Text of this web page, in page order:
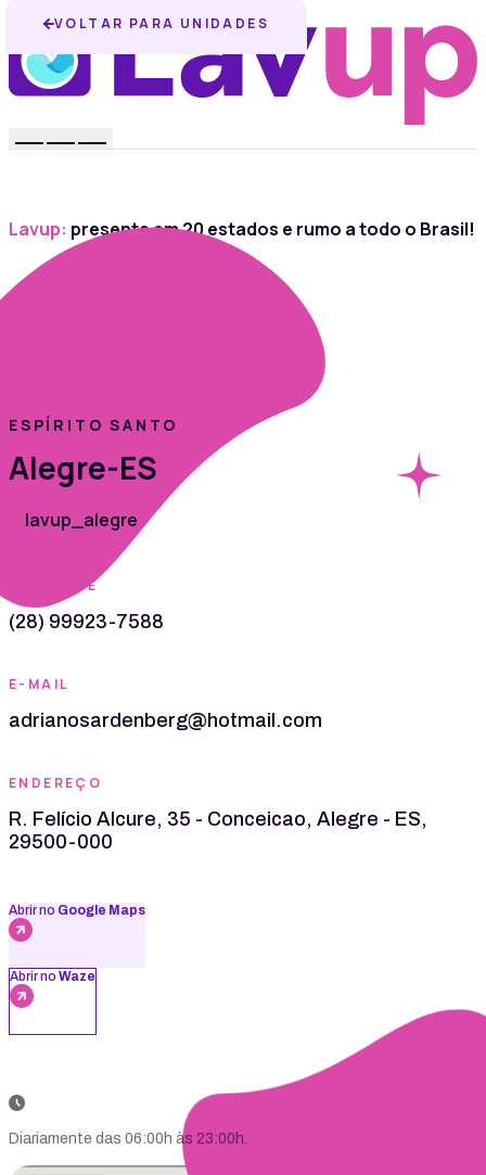
Lavup: presente em 20 estados e rumo a todo o Brasil!
VOLTAR PARA UNIDADES
ESPÍRITO SANTO
Alegre-ES
lavup_alegre
TELEFONE
(28) 99923-7588
E-MAIL
adrianosardenberg@hotmail.com
ENDEREÇO
R. Felício Alcure, 35 - Conceicao, Alegre - ES,
29500-000
Abrir no Google Maps
Abrir no Waze
Diariamente das 06:00h às 23:00h.